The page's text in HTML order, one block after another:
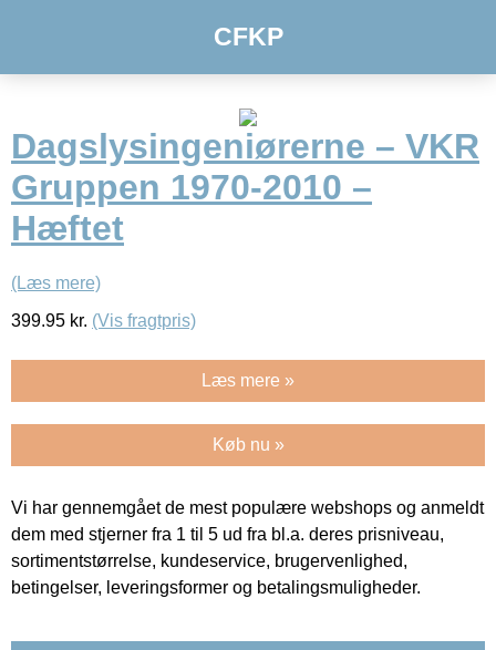
CFKP
Dagslysingeniørerne – VKR
Gruppen 1970-2010 –
Hæftet
(Læs mere)
399.95 kr. (Vis fragtpris)
Læs mere »
Køb nu »
Vi har gennemgået de mest populære webshops og anmeldt
dem med stjerner fra 1 til 5 ud fra bl.a. deres prisniveau,
sortimentstørrelse, kundeservice, brugervenlighed,
betingelser, leveringsformer og betalingsmuligheder.